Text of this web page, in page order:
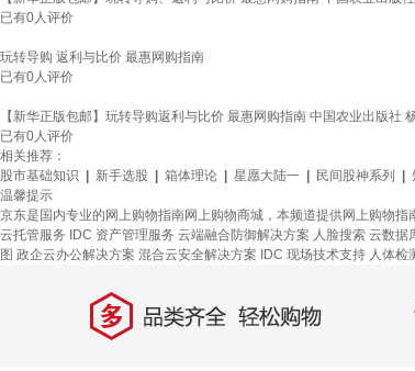
已有0人评价
玩转导购 返利与比价 最惠网购指南
已有0人评价
【新华正版包邮】玩转导购返利与比价 最惠网购指南 中国农业出版社
已有0人评价
相关推荐：
股市基础知识
新手选股 箱体理论 星愿大陆一 民间股神系列
温馨提示
京东是国内专业的网上购物指南网上购物商城，本频道提供网上购物
云托管服务
IDC 资产管理服务 云端融合防御解决方案 人脸搜索 云数据
图 政企云办公解决方案 混合云安全解决方案 IDC 现场技术支持 人体检
多 品类齐全，轻松购物